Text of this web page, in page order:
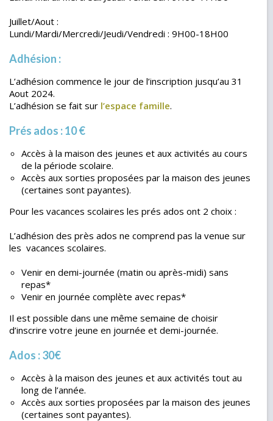
Juillet/Aout :
Lundi/Mardi/Mercredi/Jeudi/Vendredi : 9H00-18H00
Adhésion :
L’adhésion commence le jour de l’inscription jusqu’au 31
Aout 2024.
L’adhésion se fait sur l’espace famille.
Prés ados : 10 €
Accès à la maison des jeunes et aux activités au cours
de la période scolaire.
Accès aux sorties proposées par la maison des jeunes
(certaines sont payantes).
Pour les vacances scolaires les prés ados ont 2 choix :
L’adhésion des près ados ne comprend pas la venue sur
les vacances scolaires.
Venir en demi-journée (matin ou après-midi) sans
repas*
Venir en journée complète avec repas*
Il est possible dans une même semaine de choisir
d’inscrire votre jeune en journée et demi-journée.
Ados : 30€
Accès à la maison des jeunes et aux activités tout au
long de l’année.
Accès aux sorties proposées par la maison des jeunes
(certaines sont payantes).